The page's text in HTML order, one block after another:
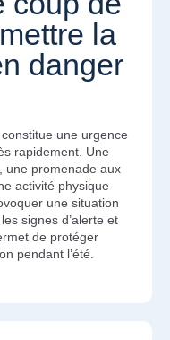
la
danger
une urgence
rapidement. Une
une promenade aux
activité physique
une situation
signes d’alerte et
de protéger
pendant l’été.